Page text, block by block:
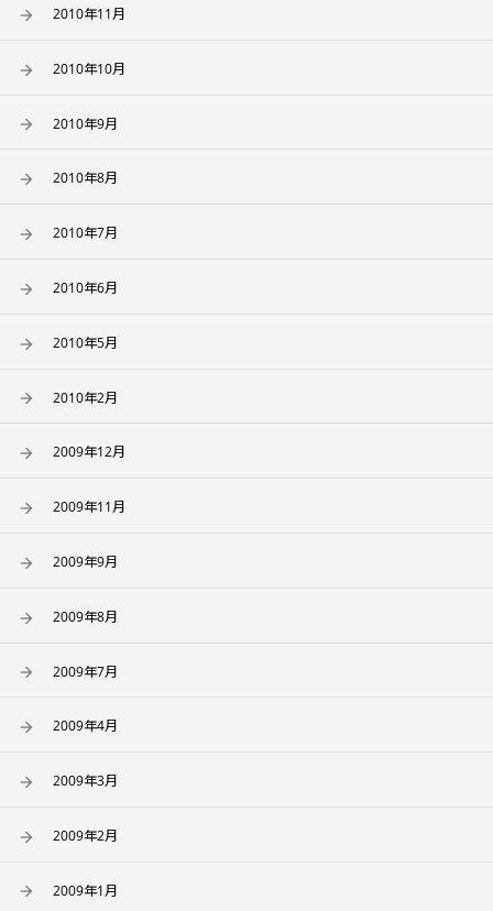
2010年11月
2010年10月
2010年9月
2010年8月
2010年7月
2010年6月
2010年5月
2010年2月
2009年12月
2009年11月
2009年9月
2009年8月
2009年7月
2009年4月
2009年3月
2009年2月
2009年1月